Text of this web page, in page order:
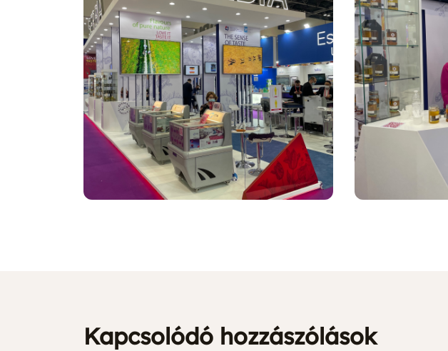
Kapcsolódó hozzászólások